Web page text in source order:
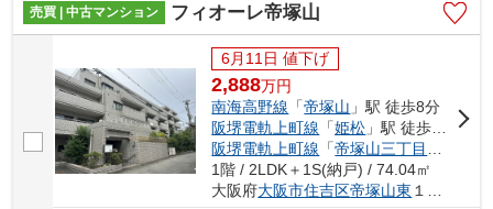
売買 | 中古マンション
フィオーレ帝塚山
6月11日 値下げ
2,888万円
南海高野線 「帝塚山 」駅 徒歩8分
阪堺電軌上町線 「姫松 」駅 徒歩2分
阪堺電軌上町線 「帝塚山三丁目
1階 / 2LDK＋1S(納戸) / 74.04㎡
大阪府大阪市住吉区帝塚山東 １丁目